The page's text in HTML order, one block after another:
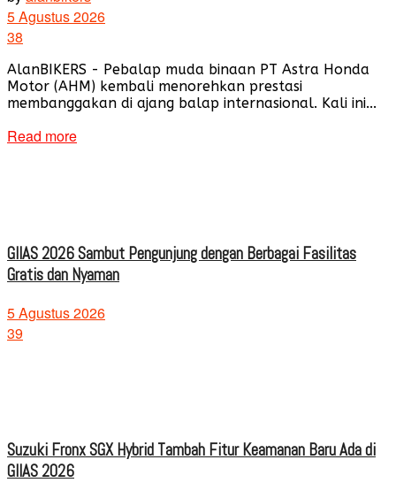
5 Agustus 2026
38
AlanBIKERS - Pebalap muda binaan PT Astra Honda
Motor (AHM) kembali menorehkan prestasi
membanggakan di ajang balap internasional. Kali ini...
Read more
GIIAS 2026 Sambut Pengunjung dengan Berbagai Fasilitas
Gratis dan Nyaman
5 Agustus 2026
39
Suzuki Fronx SGX Hybrid Tambah Fitur Keamanan Baru Ada di
GIIAS 2026